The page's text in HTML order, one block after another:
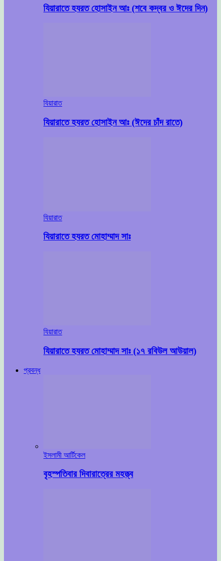
যিয়ারাতে হযরত হোসাইন আঃ (শবে কদ্বর ও ঈদের দিন)
যিয়ারাত
যিয়ারাতে হযরত হোসাইন আঃ (ঈদের চাঁদ রাতে)
যিয়ারাত
যিয়ারাতে হযরত মোহাম্মাদ সাঃ
যিয়ারাত
যিয়ারাতে হযরত মোহাম্মাদ সাঃ (১৭ রবিউল আউয়াল)
প্রবন্ধ
ইসলামী আর্টিকেল
বৃহস্পতিবার দিবারাত্রের মহত্ত্ব